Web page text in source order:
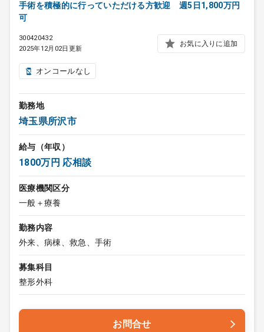
手術を積極的に行っていただける方歓迎 週5日1,800万円
可
300420432
2025年12月02日更新
お気に入りに追加
オンコールなし
勤務地
埼玉県所沢市
給与（年収）
1800万円 応相談
医療機関区分
一般＋療養
勤務内容
外来、病棟、救急、手術
募集科目
整形外科
お問合せ